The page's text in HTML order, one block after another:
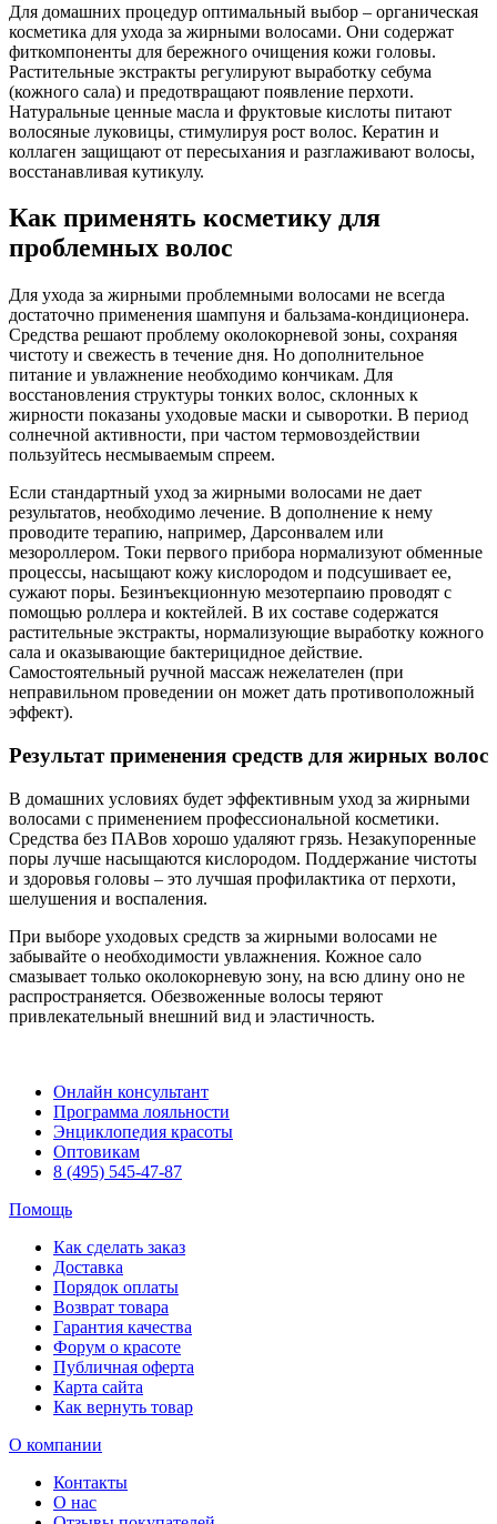
Для домашних процедур оптимальный выбор – органическая
косметика для ухода за жирными волосами. Они содержат
фиткомпоненты для бережного очищения кожи головы.
Растительные экстракты регулируют выработку себума
(кожного сала) и предотвращают появление перхоти.
Натуральные ценные масла и фруктовые кислоты питают
волосяные луковицы, стимулируя рост волос. Кератин и
коллаген защищают от пересыхания и разглаживают волосы,
восстанавливая кутикулу.
Как применять косметику для
проблемных волос
Для ухода за жирными проблемными волосами не всегда
достаточно применения шампуня и бальзама-кондиционера.
Средства решают проблему околокорневой зоны, сохраняя
чистоту и свежесть в течение дня. Но дополнительное
питание и увлажнение необходимо кончикам. Для
восстановления структуры тонких волос, склонных к
жирности показаны уходовые маски и сыворотки. В период
солнечной активности, при частом термовоздействии
пользуйтесь несмываемым спреем.
Если стандартный уход за жирными волосами не дает
результатов, необходимо лечение. В дополнение к нему
проводите терапию, например, Дарсонвалем или
мезороллером. Токи первого прибора нормализуют обменные
процессы, насыщают кожу кислородом и подсушивает ее,
сужают поры. Безинъекционную мезотерпаию проводят с
помощью роллера и коктейлей. В их составе содержатся
растительные экстракты, нормализующие выработку кожного
сала и оказывающие бактерицидное действие.
Самостоятельный ручной массаж нежелателен (при
неправильном проведении он может дать противоположный
эффект).
Результат применения средств для жирных волос
В домашних условиях будет эффективным уход за жирными
волосами с применением профессиональной косметики.
Средства без ПАВов хорошо удаляют грязь. Незакупоренные
поры лучше насыщаются кислородом. Поддержание чистоты
и здоровья головы – это лучшая профилактика от перхоти,
шелушения и воспаления.
При выборе уходовых средств за жирными волосами не
забывайте о необходимости увлажнения. Кожное сало
смазывает только околокорневую зону, на всю длину оно не
распространяется. Обезвоженные волосы теряют
привлекательный внешний вид и эластичность.
Онлайн консультант
Программа лояльности
Энциклопедия красоты
Оптовикам
8 (495) 545-47-87
Помощь
Как сделать заказ
Доставка
Порядок оплаты
Возврат товара
Гарантия качества
Форум о красоте
Публичная оферта
Карта сайта
Как вернуть товар
О компании
Контакты
О нас